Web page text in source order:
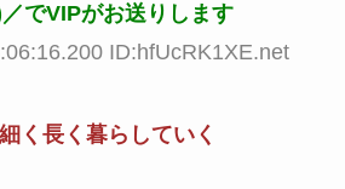
でVIPがお送りします
ID:hfUcRK1XE.net
く長く暮らしていく